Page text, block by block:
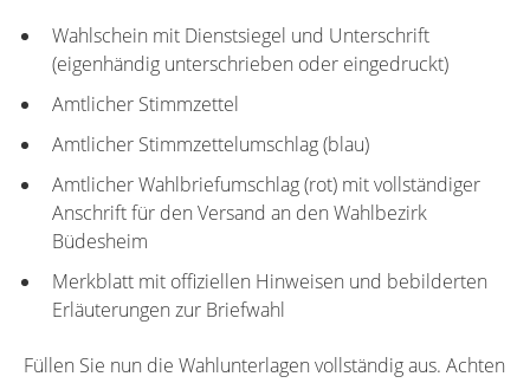
Wahlschein mit Dienstsiegel und Unterschrift
(eigenhändig unterschrieben oder eingedruckt)
Amtlicher Stimmzettel
Amtlicher Stimmzettelumschlag (blau)
Amtlicher Wahlbriefumschlag (rot) mit vollständiger
Anschrift für den Versand an den Wahlbezirk
Büdesheim
Merkblatt mit offiziellen Hinweisen und bebilderten
Erläuterungen zur Briefwahl
Füllen Sie nun die Wahlunterlagen vollständig aus. Achten